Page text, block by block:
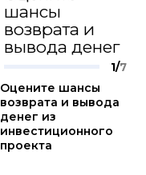
шансы
возврата и
вывода денег
1/7
Оцените шансы
возврата и вывода
денег из
инвестиционного
проекта